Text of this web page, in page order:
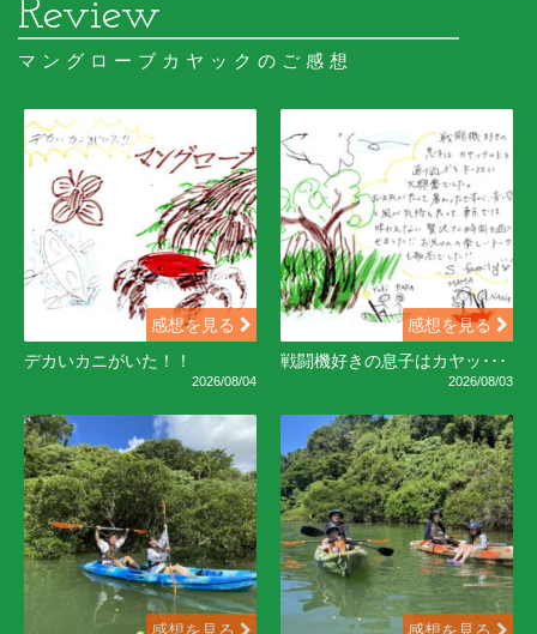
マングローブカヤックのご感想
感想を見る
デカいカニがいた！！
2026/08/04
感想を見る
戦闘機好きの息子はカヤッ･･･
2026/08/03